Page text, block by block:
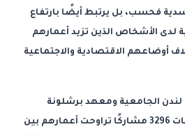
فحسب، بل يرتبط أيضًا بارتفاع
لدى الأشخاص الذين تزيد أعمارهم
اختلاف أوضاعهم الاقتصادية والاجتماعية
لندن الجامعية ومعهد برشلونة
للصحة العالمية على بيانات 3296 مشاركًا تراوحت أعمارهم بين